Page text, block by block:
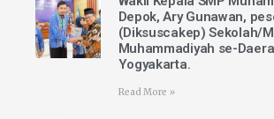
Depok, Ary Gunawan,
(Diksuscakep) Sekolah/
Muhammadiyah se-
Yogyakarta.
Read More »